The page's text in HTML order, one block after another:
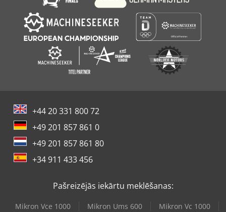
+44 20 331 800 72
+49 201 857 861 0
+49 201 857 861 80
+34 911 433 456
Pašreizējās iekārtu meklēšanas:
Mikron Vce 1000 Mikron Ums 600
Mikron Vc 1000